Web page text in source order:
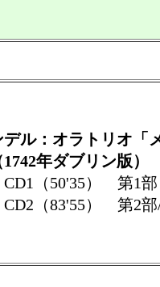
デル：オラトリオ「
年ダブリン版）
（50'35） 第1部
（83'55） 第2部/